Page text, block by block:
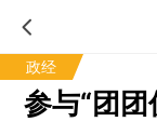
政经
参与“团团